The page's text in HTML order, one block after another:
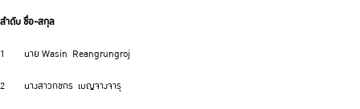
ลำดับชื่อ-สกุล
1 นาย Wasin Reangrungroj
2 นางสาวกชกร เบญจางจารุ